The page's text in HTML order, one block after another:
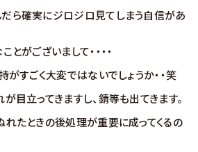
ら確実にジロジロ見てしまう自信があ
とがございまして・・・・
がすごく大変ではないでしょうか・・笑
目立ってきますし、錆等も出てきます。
れたときの後処理が重要に成ってくるの